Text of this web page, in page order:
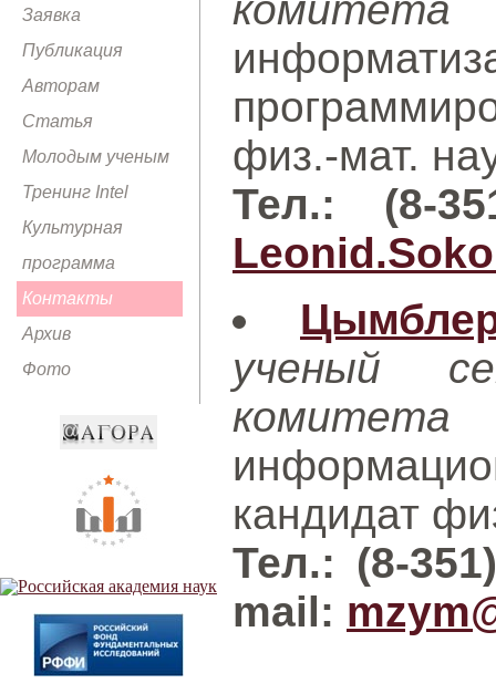
Заявка
Публикация
Авторам
Статья
Молодым ученым
Тренинг Intel
Культурная
программа
Контакты
Архив
Фото
физ.-мат.
Тел.: (8-
ученый
кандидат
Тел.: (8-
mail: